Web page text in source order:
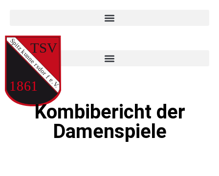
Kombibericht der
Damenspiele